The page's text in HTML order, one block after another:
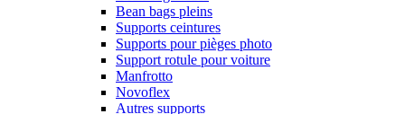
Bean bags pleins
Supports ceintures
Supports pour pièges photo
Support rotule pour voiture
Manfrotto
Novoflex
Autres supports